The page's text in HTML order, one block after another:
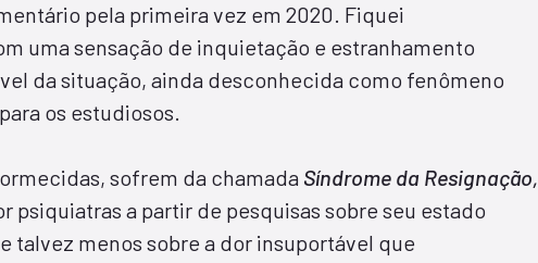
pela primeira vez em 2020. Fiquei
uma sensação de inquietação e estranhamento
da situação, ainda desconhecida como fenômeno
os estudiosos.
sofrem da chamada Síndrome da Resignação,
psiquiatras a partir de pesquisas sobre seu estado
talvez menos sobre a dor insuportável que